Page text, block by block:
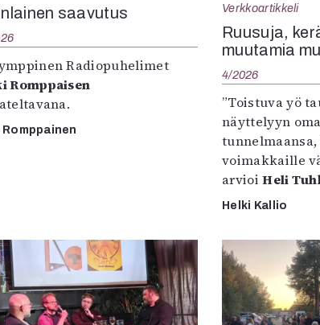
saavutus
Radiopuhelimet
Romppaisen
Romppainen
Verkkoartikkeli
Ruusuja,
muutamia
4/2026
”Toistuva yö
näyttelyyn
voimakkaille
arvioiHeli
Helki Kallio